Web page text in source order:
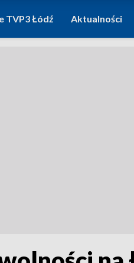
TVP3 Łódź Aktualności